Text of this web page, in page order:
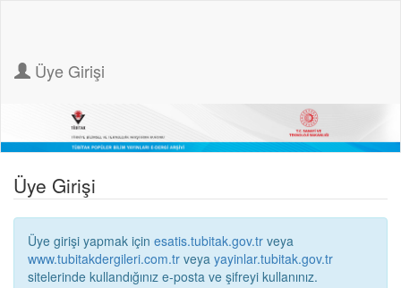
Üye Girişi
Üye Girişi
Üye girişi yapmak için esatis.tubitak.gov.tr veya
www.tubitakdergileri.com.tr veya yayinlar.tubitak.gov.tr
sitelerinde kullandığınız e-posta ve şifreyi kullanınız.